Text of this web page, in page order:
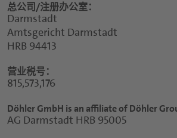
总公司/注册办公室：
Darmstadt
Amtsgericht Darmstadt
HRB 94413
营业税号：
815,573,176
Döhler GmbH is an affiliate of Döhler
AG Darmstadt HRB 95005